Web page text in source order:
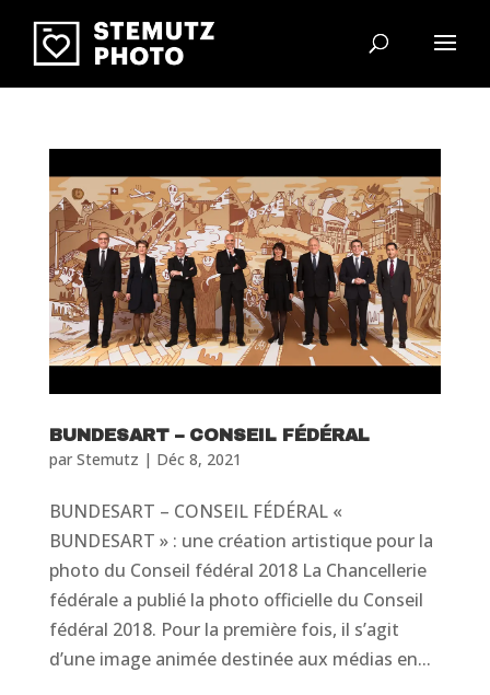
BUNDESART – CONSEIL FÉDÉRAL
par Stemutz | Déc 8, 2021
BUNDESART – CONSEIL FÉDÉRAL «
BUNDESART » : une création artistique pour la
photo du Conseil fédéral 2018 La Chancellerie
fédérale a publié la photo officielle du Conseil
fédéral 2018. Pour la première fois, il s’agit
d’une image animée destinée aux médias en...